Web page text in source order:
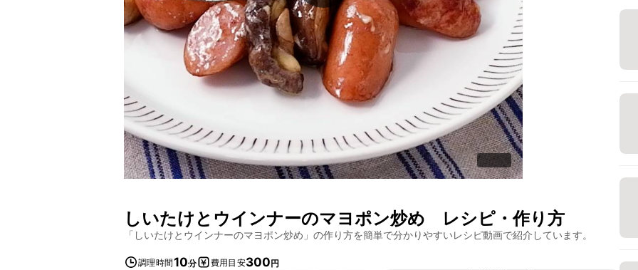
しいたけとウインナーのマヨポン炒め レシピ・作り方
「 しいたけとウインナーのマヨポン炒め 」の作り方を簡単で分かりやすいレシピ動画で紹介しています。
調理時間10分 費用目安300円